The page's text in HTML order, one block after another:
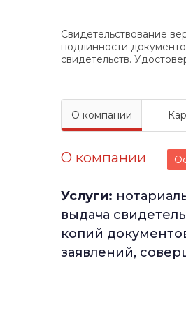
Свидетельствование
подлинности
свидетельств.
О компании
О компании
Услуги:
выдача
копий
заявлений,